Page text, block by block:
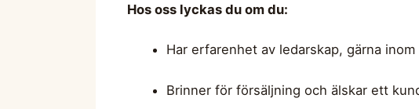
Hos oss lyckas du om du:
Har erfarenhet av ledarskap, gärna inom
Brinner för försäljning och älskar ett